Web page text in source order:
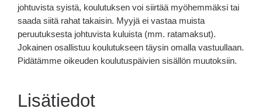
johtuvista syistä, koulutuksen voi siirtää myöhemmäksi tai
saada siitä rahat takaisin. Myyjä ei vastaa muista
peruutuksesta johtuvista kuluista (mm. ratamaksut).
Jokainen osallistuu koulutukseen täysin omalla vastuullaan.
Pidätämme oikeuden koulutuspäivien sisällön muutoksiin.
Lisätiedot